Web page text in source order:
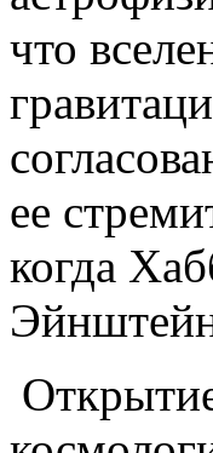
что
ее
когда
Эйнштейн